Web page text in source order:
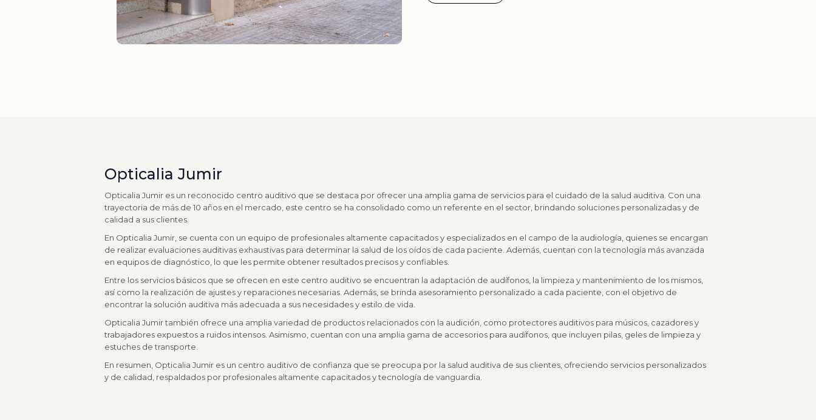
Opticalia Jumir
Opticalia Jumir es un reconocido centro auditivo que se destaca por ofrecer una amplia gama de servicios para el cuidado de la salud auditiva. Con una
trayectoria de más de 10 años en el mercado, este centro se ha consolidado como un referente en el sector, brindando soluciones personalizadas y de
calidad a sus clientes.
En Opticalia Jumir, se cuenta con un equipo de profesionales altamente capacitados y especializados en el campo de la audiología, quienes se encargan
de realizar evaluaciones auditivas exhaustivas para determinar la salud de los oídos de cada paciente. Además, cuentan con la tecnología más avanzada
en equipos de diagnóstico, lo que les permite obtener resultados precisos y confiables.
Entre los servicios básicos que se ofrecen en este centro auditivo se encuentran la adaptación de audífonos, la limpieza y mantenimiento de los mismos,
así como la realización de ajustes y reparaciones necesarias. Además, se brinda asesoramiento personalizado a cada paciente, con el objetivo de
encontrar la solución auditiva más adecuada a sus necesidades y estilo de vida.
Opticalia Jumir también ofrece una amplia variedad de productos relacionados con la audición, como protectores auditivos para músicos, cazadores y
trabajadores expuestos a ruidos intensos. Asimismo, cuentan con una amplia gama de accesorios para audífonos, que incluyen pilas, geles de limpieza y
estuches de transporte.
En resumen, Opticalia Jumir es un centro auditivo de confianza que se preocupa por la salud auditiva de sus clientes, ofreciendo servicios personalizados
y de calidad, respaldados por profesionales altamente capacitados y tecnología de vanguardia.